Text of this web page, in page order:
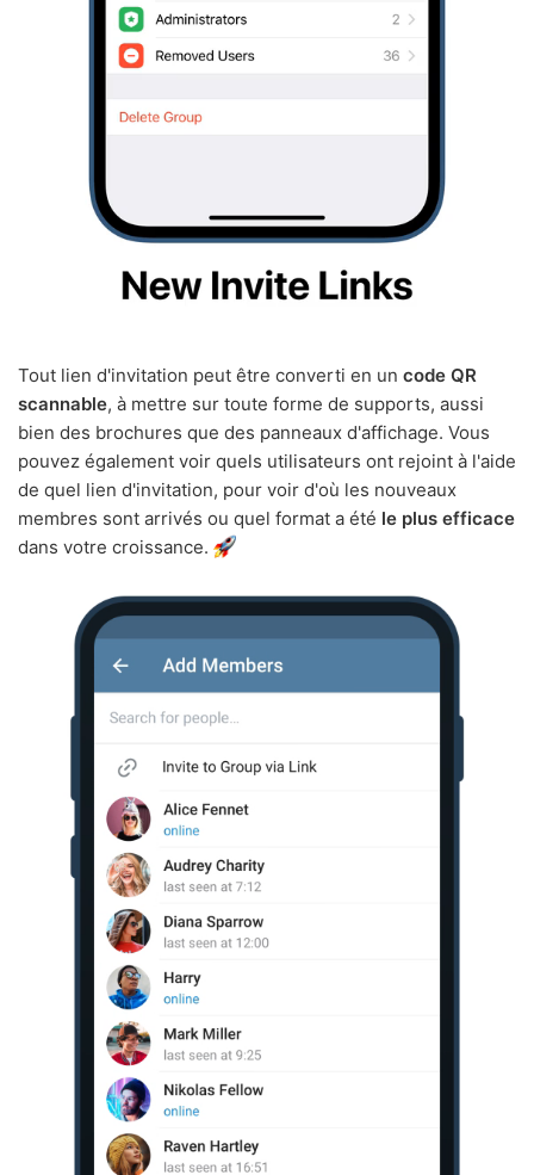
Tout lien d'invitation peut être converti en un code QR
scannable, à mettre sur toute forme de supports, aussi
bien des brochures que des panneaux d'affichage. Vous
pouvez également voir quels utilisateurs ont rejoint à l'aide
de quel lien d'invitation, pour voir d'où les nouveaux
membres sont arrivés ou quel format a été le plus efficace
dans votre croissance.